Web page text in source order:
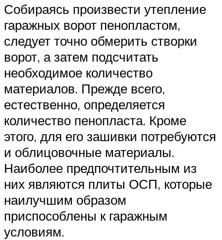
Собираясь произвести утепление
гаражных ворот пенопластом,
следует точно обмерить створки
ворот, а затем подсчитать
необходимое количество
материалов. Прежде всего,
естественно, определяется
количество пенопласта. Кроме
этого, для его зашивки потребуются
и облицовочные материалы.
Наиболее предпочтительным из
них являются плиты ОСП, которые
наилучшим образом
приспособлены к гаражным
условиям.